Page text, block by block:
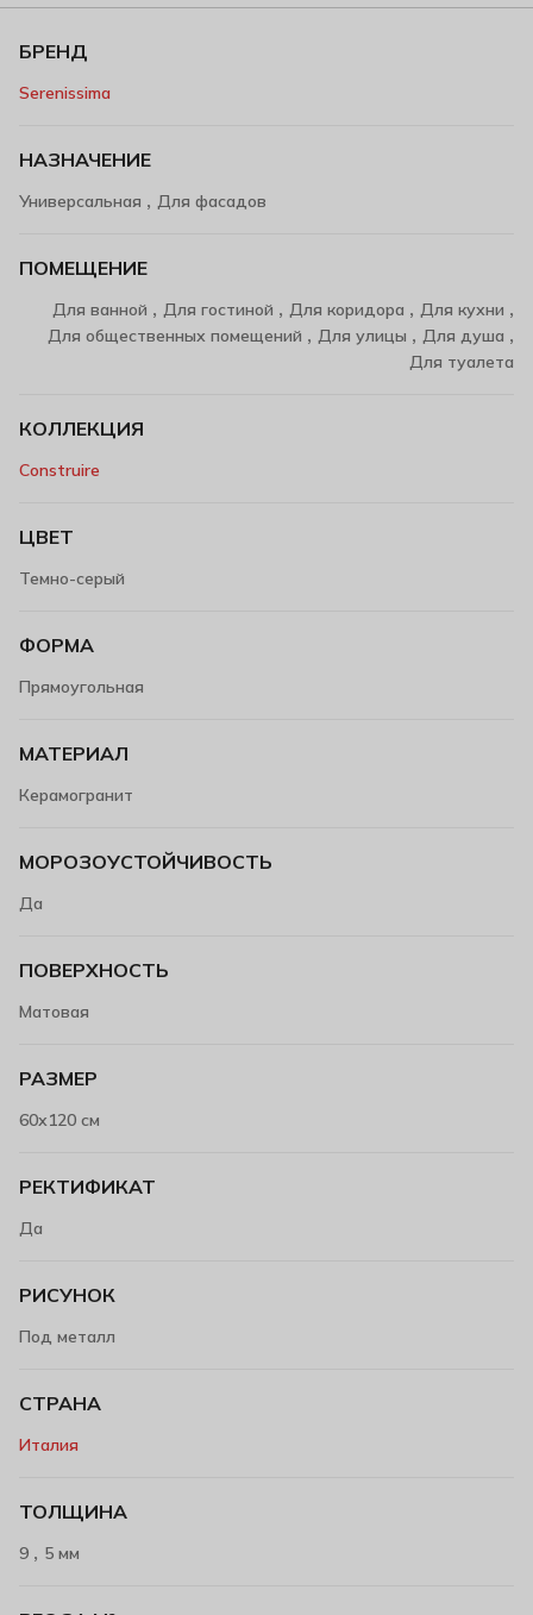
БРЕНД
Serenissima
НАЗНАЧЕНИЕ
Универсальная , Для фасадов
ПОМЕЩЕНИЕ
Для ванной , Для гостиной , Для коридора , Для кухни ,
Для общественных помещений , Для улицы , Для душа ,
Для туалета
КОЛЛЕКЦИЯ
Construire
ЦВЕТ
Темно-серый
ФОРМА
Прямоугольная
МАТЕРИАЛ
Керамогранит
МОРОЗОУСТОЙЧИВОСТЬ
Да
ПОВЕРХНОСТЬ
Матовая
РАЗМЕР
60х120 см
РЕКТИФИКАТ
Да
РИСУНОК
Под металл
СТРАНА
Италия
ТОЛЩИНА
9 , 5 мм